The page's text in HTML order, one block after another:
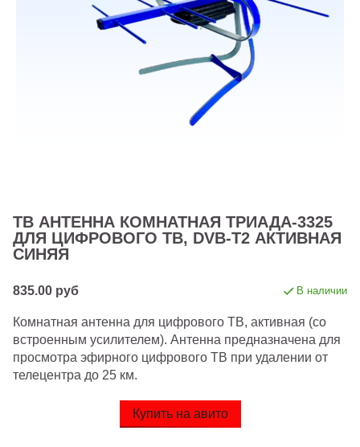
ТВ АНТЕННА КОМНАТНАЯ ТРИАДА-3325
ДЛЯ ЦИФРОВОГО ТВ, DVB-T2 АКТИВНАЯ
СИНЯЯ
835.00 руб В наличии
Комнатная антенна для цифрового ТВ, активная (со
встроенным усилителем). Антенна предназначена для
просмотра эфирного цифрового ТВ при удалении от
телецентра до 25 км.
Купить на авито